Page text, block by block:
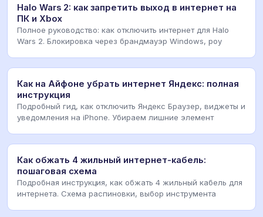
Halo Wars 2: как запретить выход в интернет на
ПК и Xbox
Полное руководство: как отключить интернет для Halo
Wars 2. Блокировка через брандмауэр Windows, роу
Как на Айфоне убрать интернет Яндекс: полная
инструкция
Подробный гид, как отключить Яндекс Браузер, виджеты и
уведомления на iPhone. Убираем лишние элемент
Как обжать 4 жильный интернет-кабель:
пошаговая схема
Подробная инструкция, как обжать 4 жильный кабель для
интернета. Схема распиновки, выбор инструмента